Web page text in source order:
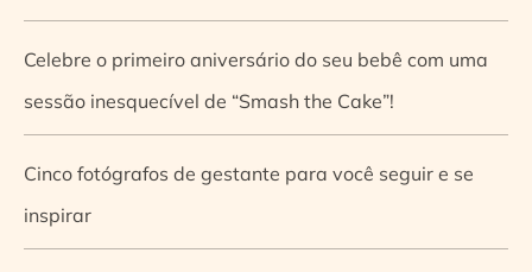
Celebre o primeiro aniversário do seu bebê com uma
sessão inesquecível de “Smash the Cake”!
Cinco fotógrafos de gestante para você seguir e se
inspirar